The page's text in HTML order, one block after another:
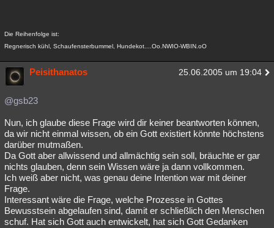
Die Reihenfolge ist:
Regnerisch kühl, Schaufensterbummel, Hundekot....Oo.NWIO-WBIN.oO
Peisithanatos 25.06.2005 um 19:04
@gsb23
Nun, ich glaube diese Frage wird dir keiner beantworten können,
da wir nicht einmal wissen, ob ein Gott existiert könnte höchstens
darüber mutmaßen.
Da Gott aber allwissend und allmächtig sein soll, bräuchte er gar
nichts glauben, denn sein Wissen wäre ja dann vollkommen.
Ich weiß aber nicht, was genau deine Intention war mit deiner
Frage.
Interessant wäre die Frage, welche Prozesse in Gottes
Bewusstsein abgelaufen sind, damit er schließlich den Menschen
schuf. Hat sich Gott auch entwickelt, hat sich Gott Gedanken